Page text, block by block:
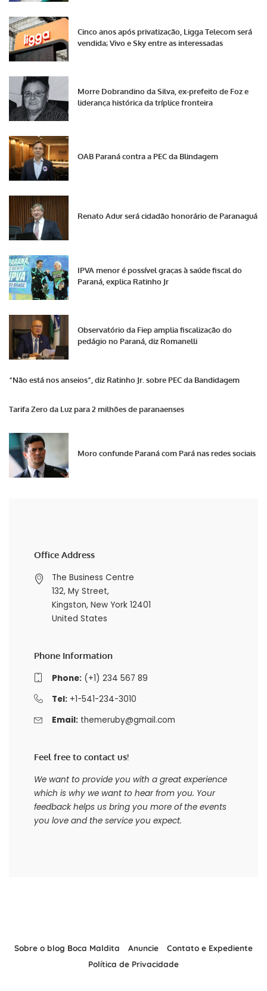
Cinco anos após privatização, Ligga Telecom será
vendida; Vivo e Sky entre as interessadas
Morre Dobrandino da Silva, ex-prefeito de Foz e
liderança histórica da tríplice fronteira
OAB Paraná contra a PEC da Blindagem
Renato Adur será cidadão honorário de Paranaguá
IPVA menor é possível graças à saúde fiscal do
Paraná, explica Ratinho Jr
Observatório da Fiep amplia fiscalização do
pedágio no Paraná, diz Romanelli
“Não está nos anseios”, diz Ratinho Jr. sobre PEC da Bandidagem
Tarifa Zero da Luz para 2 milhões de paranaenses
Moro confunde Paraná com Pará nas redes sociais
Office Address
The Business Centre
132, My Street,
Kingston, New York 12401
United States
Phone Information
Phone:(+1) 234 567 89
Tel:+1-541-234-3010
Email: themeruby@gmail.com
Feel free to contact us!
We want to provide you with a great experience
which is why we want to hear from you. Your
feedback helps us bring you more of the events
you love and the service you expect.
Sobre o blog Boca Maldita Anuncie
Contato e Expediente
Política de Privacidade